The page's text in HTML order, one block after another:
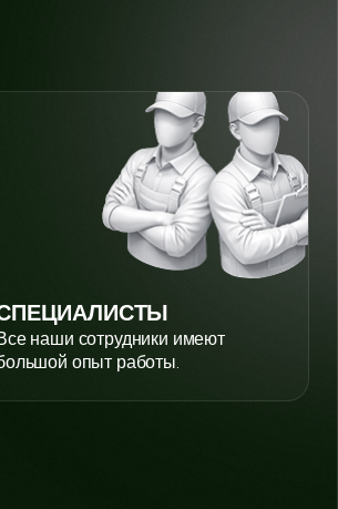
наши сотрудники имеют
опыт работы.